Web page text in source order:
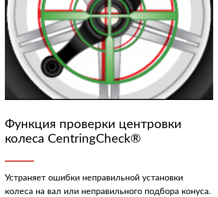
Функция проверки центровки
колеса CentringCheck®
Устраняет ошибки неправильной установки
колеса на вал или неправильного подбора конуса.